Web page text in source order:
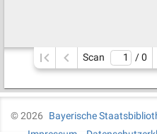
Scan / 0
©2026
Bayerische